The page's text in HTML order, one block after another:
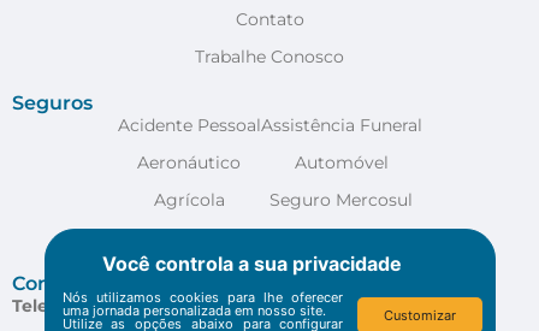
Contato
Trabalhe Conosco
Seguros
Acidente Pessoal
Aeronáutico
Agrícola
Assistência Funeral
Automóvel
Seguro Mercosul
Contato
Telefone:(48) 3029-4400
Você controla a sua privacidade
Nós utilizamos cookies para lhe oferecer
uma jornada personalizada em nosso site.
Utilize as opções abaixo para configurar Customizar